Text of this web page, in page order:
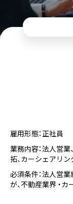
雇用形態：正社員
業務内容：法人営
拓、カーシェアリ
必須条件：法人営業
が、不動産業界 ・カ